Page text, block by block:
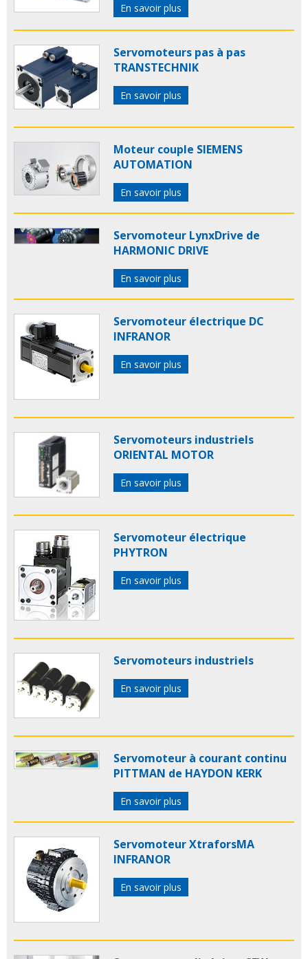
En savoir plus
Servomoteurs pas à pas
TRANSTECHNIK
En savoir plus
Moteur couple SIEMENS
AUTOMATION
En savoir plus
Servomoteur LynxDrive de
HARMONIC DRIVE
En savoir plus
Servomoteur électrique DC
INFRANOR
En savoir plus
Servomoteurs industriels
ORIENTAL MOTOR
En savoir plus
Servomoteur électrique
PHYTRON
En savoir plus
Servomoteurs industriels
En savoir plus
Servomoteur à courant continu
PITTMAN de HAYDON KERK
En savoir plus
Servomoteur XtraforsMA
INFRANOR
En savoir plus